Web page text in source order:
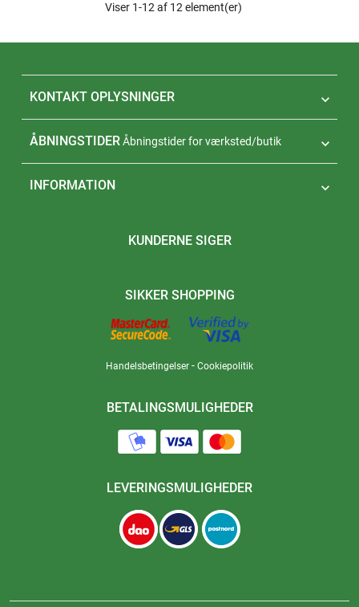
Viser 1-12 af 12 element(er)
KONTAKT OPLYSNINGER 
ÅBNINGSTIDER 
Åbningstider for værksted/butik
INFORMATION 
KUNDERNE SIGER
SIKKER SHOPPING
Handelsbetingelser - Cookiepolitik
BETALINGSMULIGHEDER
LEVERINGSMULIGHEDER